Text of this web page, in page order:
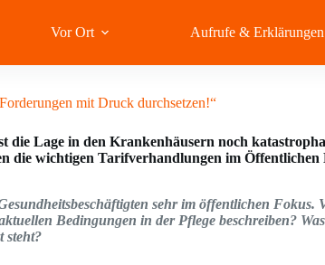
Vor Ort Aufrufe & Erklärungen
mit Druck durchsetzen!“
die Lage in den Krankenhäusern noch
die wichtigen Tarifverhandlungen im Öffentlichen
sehr im öffentlichen Fokus.
Bedingungen in der Pflege beschreiben?
steht?